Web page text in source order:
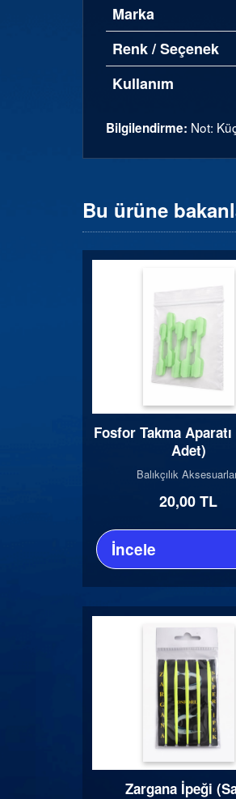
Marka
Renk / Seçenek
Kullanım
Bilgilendirme: Not:
Bu ürüne
Fosfor Takma
Adet)
Balıkçılık
20,00 TL
İncele
Zargana İpeği